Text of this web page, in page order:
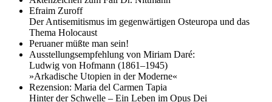
Efraim Zuroff
Der Antisemitismus im gegenwärtigen Osteuropa und das
Thema Holocaust
Peruaner müßte man sein!
Ausstellungsempfehlung von Miriam Daré:
Ludwig von Hofmann (1861–1945)
»Arkadische Utopien in der Moderne«
Rezension: Maria del Carmen Tapia
Hinter der Schwelle – Ein Leben im Opus Dei